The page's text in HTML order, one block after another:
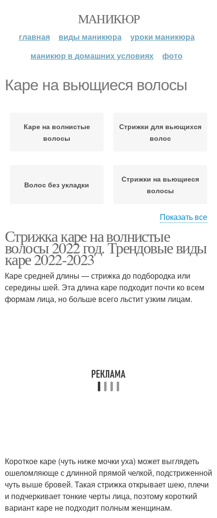
МАНИКЮР
главная виды маникюра
уроки маникюра
маникюр в домашних условиях
фото
Каре на вьющиеся волосы
Каре на волнистые
волосы
Стрижки для вьющихся
волос
Волос без укладки
Стрижки на вьющиеся
волосы
Волосы без укладки Вьющиеся волосы
Волнистые волосы
Стрижки для кудрявых
волос
Показать все
Стрижка каре на волнистые
волосы 2022 год. Трендовые виды
каре 2022-2023
Каре средней длины — стрижка до подбородка или
середины шей. Эта длина каре подходит почти ко всем
формам лица, но больше всего льстит узким лицам.
Короткое каре (чуть ниже мочки уха) может выглядеть
ошеломляюще с длинной прямой челкой, подстриженной
чуть выше бровей. Такая стрижка открывает шею, плечи
и подчеркивает тонкие черты лица, поэтому короткий
вариант каре не подходит полным женщинам.